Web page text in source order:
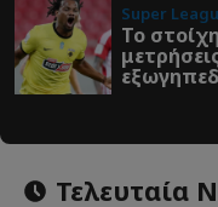
Super
Το
Τελευταία